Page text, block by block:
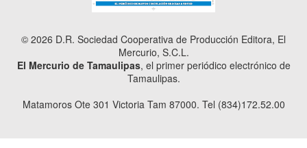
© 2026 D.R. Sociedad Cooperativa de Producción Editora, El
Mercurio, S.C.L.
El Mercurio de Tamaulipas, el primer periódico electrónico de
Tamaulipas.
Matamoros Ote 301 Victoria Tam 87000. Tel (834)172.52.00